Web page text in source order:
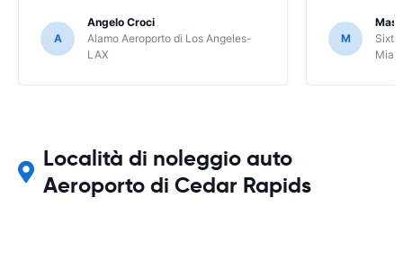
A
Angelo Croci
Alamo Aeroporto di Los Angeles-
LAX
M
Sixt
Località di noleggio auto
Aeroporto di Cedar Rapids